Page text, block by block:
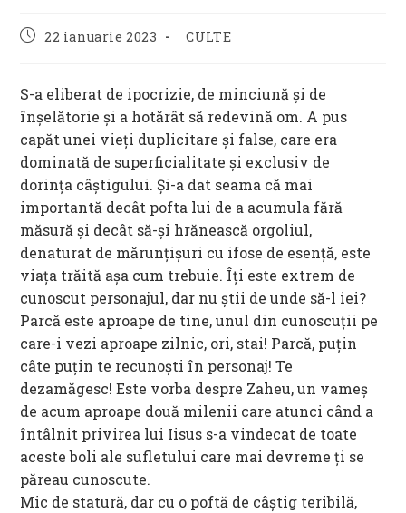
Post22 ianuarie 2023
Post
CULTE
S-a eliberat de ipocrizie, de minciună și de
înșelătorie și a hotărât să redevină om. A pus
capăt unei vieți duplicitare și false, care era
dominată de superficialitate și exclusiv de
dorința câștigului. Și-a dat seama că mai
importantă decât pofta lui de a acumula fără
măsură și decât să-și hrănească orgoliul,
denaturat de mărunțișuri cu ifose de esență, este
viața trăită așa cum trebuie. Îți este extrem de
cunoscut personajul, dar nu știi de unde să-l iei?
Parcă este aproape de tine, unul din cunoscuții pe
care-i vezi aproape zilnic, ori, stai! Parcă, puțin
câte puțin te recunoști în personaj! Te
dezamăgesc! Este vorba despre Zaheu, un vameș
de acum aproape două milenii care atunci când a
întâlnit privirea lui Iisus s-a vindecat de toate
aceste boli ale sufletului care mai devreme ți se
păreau cunoscute.
Mic de statură, dar cu o poftă de câștig teribilă,